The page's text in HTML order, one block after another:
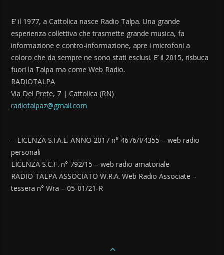
E’ il 1977, a Cattolica nasce Radio Talpa. Una grande
esperienza collettiva che trasmette grande musica, fa
informazione e contro-informazione, apre i microfoni a
coloro che da sempre ne sono stati esclusi. E’ il 2015, risbuca
fuori la Talpa ma come Web Radio.
RADIOTALPA
Via Del Prete, 7 | Cattolica (RN)
radiotalpaz@gmail.com
– LICENZA S.I.A.E. ANNO 2017 n° 4676/I/4355 – web radio
personali
LICENZA S.C.F. n° 792/15 – web radio amatoriale
RADIO TALPA ASSOCIATO W.R.A. Web Radio Associate –
tessera n° Wra – 05-01/21-R